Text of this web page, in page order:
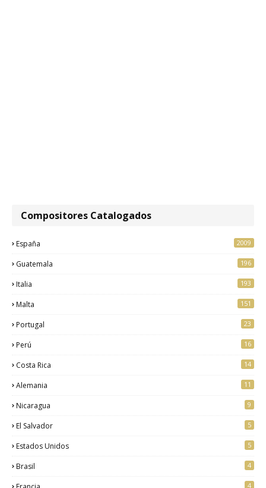
Compositores Catalogados
España 2009
Guatemala 196
Italia 193
Malta 151
Portugal 23
Perú 16
Costa Rica 14
Alemania 11
Nicaragua 9
El Salvador 5
Estados Unidos 5
Brasil 4
4